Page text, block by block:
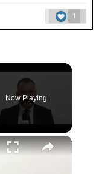
1
Now Playing
×